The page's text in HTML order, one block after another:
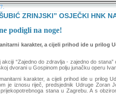
ZRINJSKI” OSJEČKI HNK
podigli na noge!
karakter, a cijeli prihod ide u
akciji “Zajedno do zdravlja - zajedno do
dvorani u Gospinom polju junačku operu
karakter, a cijeli prihod ide u prilog
je iznosu riječ, predsjednik Udruge Zoran
stana u Zagrebu. A s